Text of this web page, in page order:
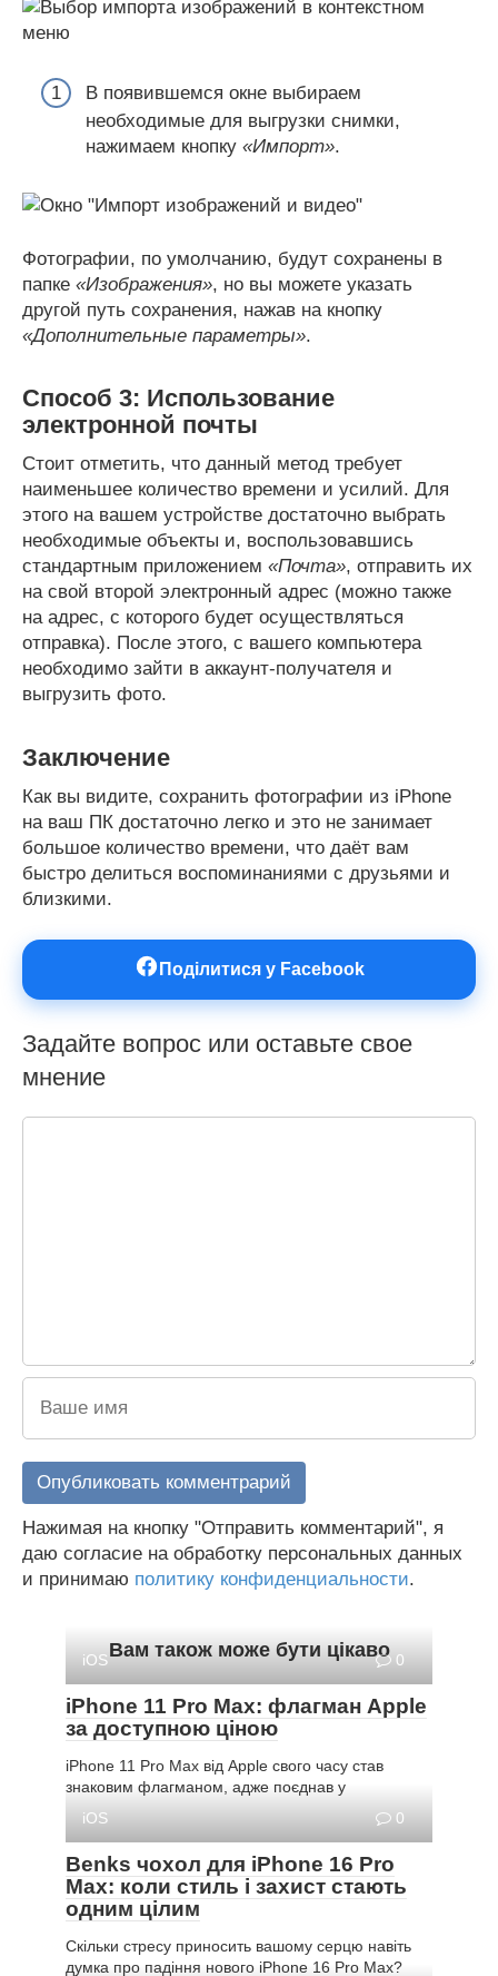
В появившемся окне выбираем
необходимые для выгрузки снимки,
нажимаем кнопку «Импорт».
Фотографии, по умолчанию, будут сохранены в
папке «Изображения», но вы можете указать
другой путь сохранения, нажав на кнопку
«Дополнительные параметры».
Способ 3: Использование
электронной почты
Стоит отметить, что данный метод требует
наименьшее количество времени и усилий. Для
этого на вашем устройстве достаточно выбрать
необходимые объекты и, воспользовавшись
стандартным приложением «Почта», отправить их
на свой второй электронный адрес (можно также
на адрес, с которого будет осуществляться
отправка). После этого, с вашего компьютера
необходимо зайти в аккаунт-получателя и
выгрузить фото.
Заключение
Как вы видите, сохранить фотографии из iPhone
на ваш ПК достаточно легко и это не занимает
большое количество времени, что даёт вам
быстро делиться воспоминаниями с друзьями и
близкими.
Поділитися у Facebook
Задайте вопрос или оставьте свое
мнение
Нажимая на кнопку "Отправить комментарий", я
даю согласие на обработку персональных данных
и принимаю политику конфиденциальности.
Вам також може бути цікаво
iOS 0
iPhone 11 Pro Max: флагман Apple
за доступною ціною
iPhone 11 Pro Max від Apple свого часу став
знаковим флагманом, адже поєднав у
iOS
0
Benks чохол для iPhone 16 Pro
Max: коли стиль і захист стають
одним цілим
Скільки стресу приносить вашому серцю навіть
думка про падіння нового iPhone 16 Pro Max?